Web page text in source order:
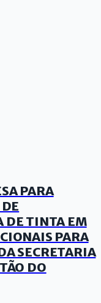
PARA
DE TINTA EM
PARA
SECRETARIA
DO